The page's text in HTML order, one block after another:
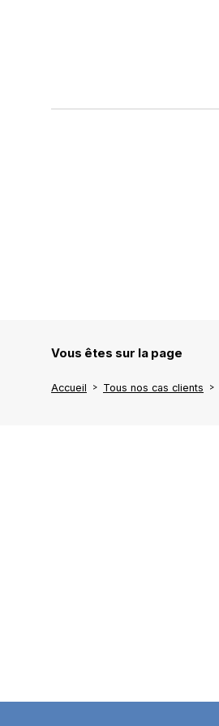
Vous êtes sur la page
Accueil Tous nos cas clients